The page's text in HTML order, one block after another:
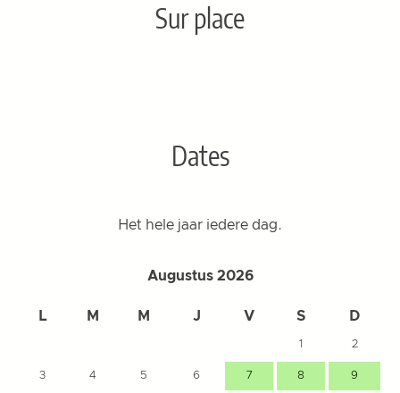
Sur place
Dates
Het hele jaar iedere dag.
Augustus 2026
L M M J V S D
1 2
3 4 5 6 7 8 9